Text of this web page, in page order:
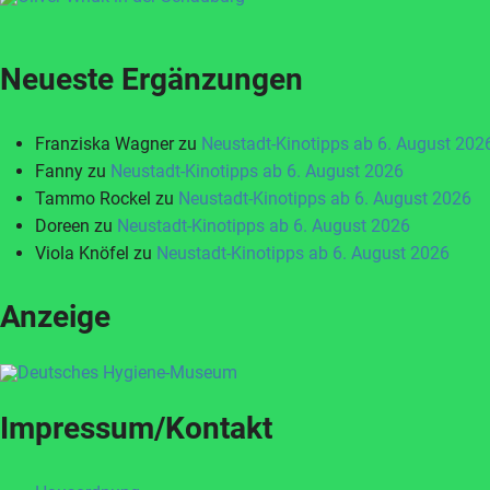
Neueste Ergänzungen
Franziska Wagnerzu Neustadt-Kinotipps ab 6. August
Fanny zu Neustadt-Kinotipps ab 6. August 2026
Tammo Rockel zu Neustadt-Kinotipps ab 6. August 2026
Doreen zu Neustadt-Kinotipps ab 6. August 2026
Viola Knöfel zu Neustadt-Kinotipps ab 6. August 2026
Anzeige
Impressum/Kontakt